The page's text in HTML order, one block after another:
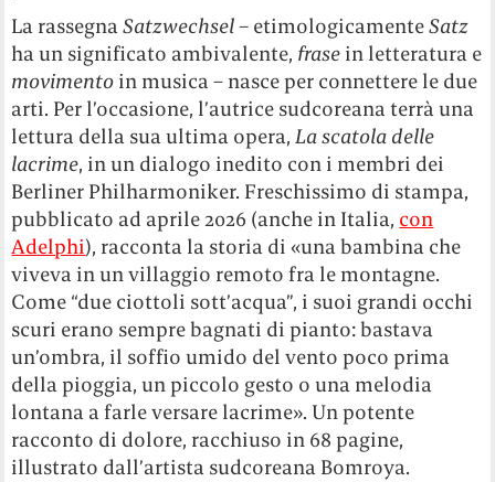
La rassegnaSatzwechsel – etimologicamenteSatz
ha un significato ambivalente, frase in letteratura e
movimento in musica – nasce per connettere le due
arti. Per l’occasione, l’autrice sudcoreana terrà una
lettura della sua ultima opera,La scatola delle
lacrime, in un dialogo inedito con i membri dei
Berliner Philharmoniker. Freschissimo di stampa,
pubblicato ad aprile 2026 (anche in Italia, con
Adelphi), racconta la storia di «una bambina che
viveva in un villaggio remoto fra le montagne.
Come “due ciottoli sott’acqua”, i suoi grandi occhi
scuri erano sempre bagnati di pianto: bastava
un’ombra, il soffio umido del vento poco prima
della pioggia, un piccolo gesto o una melodia
lontana a farle versare lacrime». Un potente
racconto di dolore, racchiuso in 68 pagine,
illustrato dall’artista sudcoreana Bomroya.